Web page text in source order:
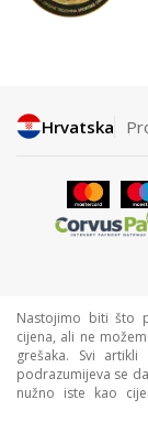
Hrvatska
Nastojimo biti što
cijena, ali ne
grešaka. Svi
podrazumijeva se
nužno iste kao